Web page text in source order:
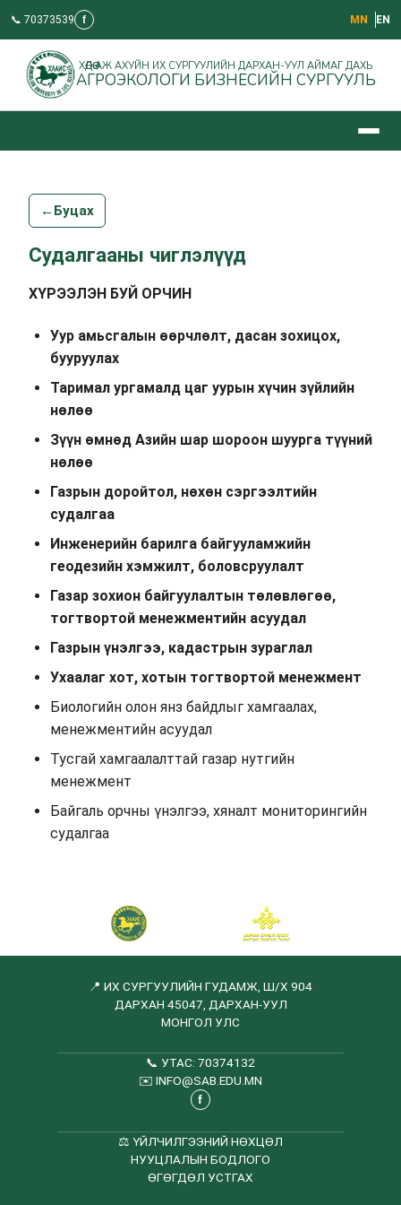
📞 70373539 f МN EN
ХӨДӨӨ АЖ АХУЙН ИХ СУРГУУЛИЙН ДАРХАН-УУЛ АЙМАГ ДАХЬ
АГРОЭКОЛОГИ БИЗНЕСИЙН СУРГУУЛЬ
← Буцах
Судалгааны чиглэлүүд
ХҮРЭЭЛЭН БУЙ ОРЧИН
Уур амьсгалын өөрчлөлт, дасан зохицох,
бууруулах
Таримал ургамалд цаг уурын хүчин зүйлийн
нөлөө
Зүүн өмнөд Азийн шар шороон шуурга түүний
нөлөө
Газрын доройтол, нөхөн сэргээлтийн
судалгаа
Инженерийн барилга байгууламжийн
геодезийн хэмжилт, боловсруулалт
Газар зохион байгуулалтын төлөвлөгөө,
тогтвортой менежментийн асуудал
Газрын үнэлгээ, кадастрын зураглал
Ухаалаг хот, хотын тогтвортой менежмент
Биологийн олон янз байдлыг хамгаалах,
менежментийн асуудал
Тусгай хамгаалалттай газар нутгийн
менежмент
Байгаль орчны үнэлгээ, хяналт мониторингийн
судалгаа
📍 ИХ СУРГУУЛИЙН ГУДАМЖ, Ш/Х 904
ДАРХАН 45047, ДАРХАН-УУЛ
МОНГОЛ УЛС
📞 УТАС: 70374132
✉️ INFO@SAB.EDU.MN
f
⚖️ ҮЙЛЧИЛГЭЭНИЙ НӨХЦӨЛ
НУУЦЛАЛЫН БОДЛОГО
ӨГӨГДӨЛ УСТГАХ